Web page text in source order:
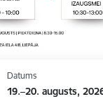
Datums
19.–20. augusts,